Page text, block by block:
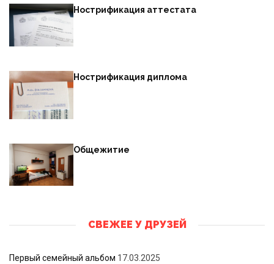
Нострификация аттестата
Нострификация диплома
Общежитие
СВЕЖЕЕ У ДРУЗЕЙ
Первый семейный альбом 17.03.2025